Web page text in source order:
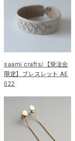
saami crafts/【受注会
限定】ブレスレット AE
022